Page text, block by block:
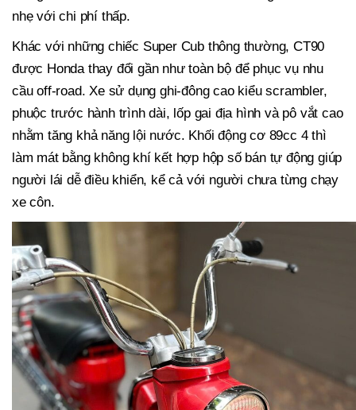
nhẹ với chi phí thấp.
Khác với những chiếc Super Cub thông thường, CT90
được Honda thay đổi gần như toàn bộ để phục vụ nhu
cầu off-road. Xe sử dụng ghi-đông cao kiểu scrambler,
phuộc trước hành trình dài, lốp gai địa hình và pô vắt cao
nhằm tăng khả năng lội nước. Khối động cơ 89cc 4 thì
làm mát bằng không khí kết hợp hộp số bán tự động giúp
người lái dễ điều khiển, kể cả với người chưa từng chạy
xe côn.